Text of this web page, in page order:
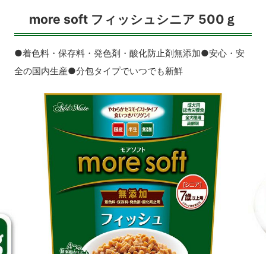
more soft フィッシュシニア 500ｇ
●着色料・保存料・発色剤・酸化防止剤無添加●安心・安
全の国内生産●分包タイプでいつでも新鮮